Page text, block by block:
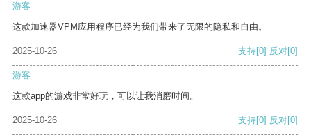
游客
这款加速器VPM应用程序已经为我们带来了无限的隐私和自由。
2025-10-26 支持[0] 反对[0]
游客
这款app的游戏非常好玩，可以让我消磨时间。
2025-10-26 支持[0] 反对[0]